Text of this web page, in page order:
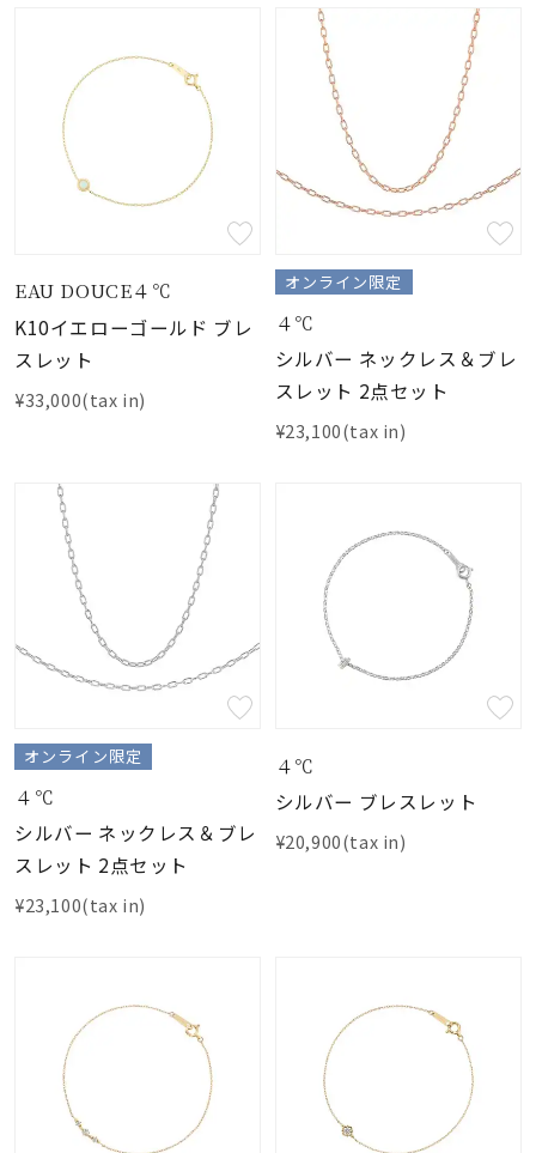
EAU DOUCE４℃
K10イエローゴールド ブレ
スレット
¥33,000(tax in)
オンライン限定
４℃
シルバー ネックレス＆ブレ
スレット 2点セット
¥23,100(tax in)
オンライン限定
４℃
シルバー ネックレス＆ブレ
スレット 2点セット
¥23,100(tax in)
４℃
シルバー ブレスレット
¥20,900(tax in)